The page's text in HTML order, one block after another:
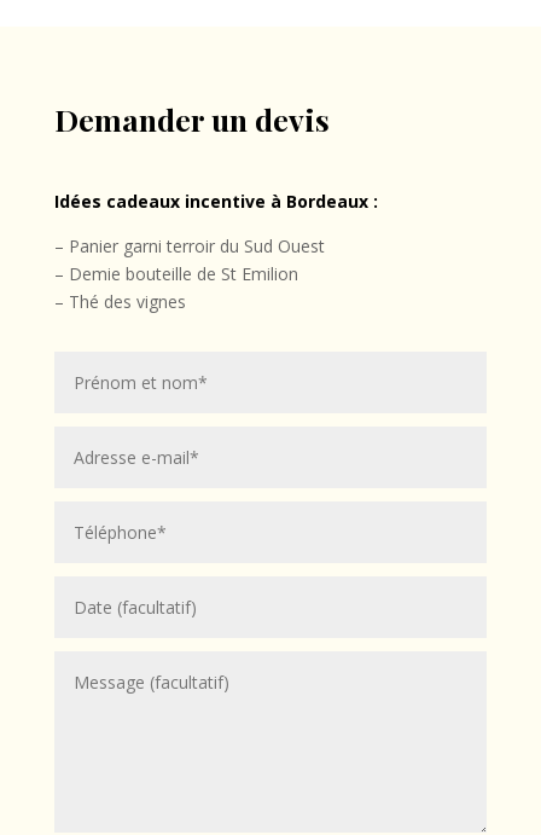
Demander un devis
Idées cadeaux incentive à Bordeaux :
– Panier garni terroir du Sud Ouest
– Demie bouteille de St Emilion
– Thé des vignes